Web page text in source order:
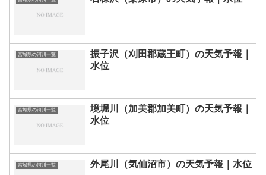
宮城県の河川一覧
振子沢（刈田郡蔵王町）の天気予報｜
水位
宮城県の河川一覧
境堀川（加美郡加美町）の天気予報｜
水位
宮城県の河川一覧 外尾川（気仙沼市）の天気予報｜水位